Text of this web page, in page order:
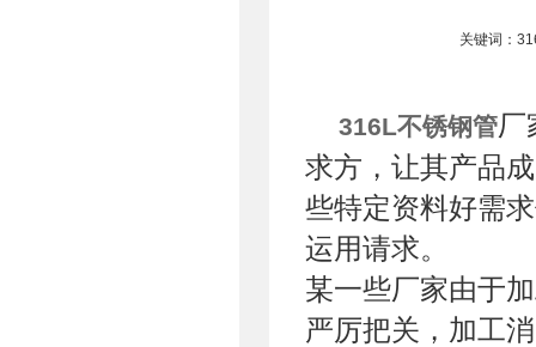
关键词：
316L不锈钢管厂
求方，让其产品
些特定资料好需
运用请求。
某一些厂家由于
严厉把关，加工